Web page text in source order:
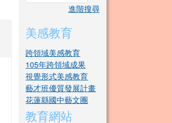
進階搜尋
美感教育
跨領域美感教育
105年跨領域成果
視覺形式美感教育
藝才班優質發展計畫
花蓮縣國中藝文團
教育網站